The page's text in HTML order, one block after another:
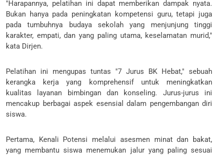
"Harapannya, pelatihan ini dapat memberikan dampak nyata.
Bukan hanya pada peningkatan kompetensi guru, tetapi juga
pada tumbuhnya budaya sekolah yang menjunjung tinggi
karakter, empati, dan yang paling utama, keselamatan murid,"
kata Dirjen.
Pelatihan ini mengupas tuntas "7 Jurus BK Hebat," sebuah
kerangka kerja yang komprehensif untuk meningkatkan
kualitas layanan bimbingan dan konseling. Jurus-jurus ini
mencakup berbagai aspek esensial dalam pengembangan diri
siswa.
Pertama, Kenali Potensi melalui asesmen minat dan bakat,
yang membantu siswa menemukan jalur yang paling sesuai